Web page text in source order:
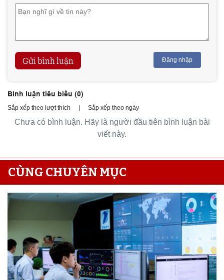
Gửi bình luận Đăng nhập
Bình luận tiêu biểu (0)
Sắp xếp theo lượt thích | Sắp xếp theo ngày
Chưa có bình luận. Hãy là người đầu tiên bình luận bài
viết này.
CÙNG CHUYÊN MỤC